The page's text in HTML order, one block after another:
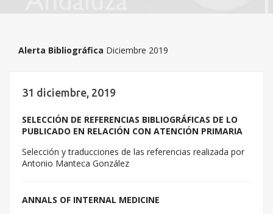
Alerta Bibliográfica Diciembre 2019
31 diciembre, 2019
SELECCIÓN DE REFERENCIAS BIBLIOGRÁFICAS DE LO
PUBLICADO EN RELACIÓN CON ATENCIÓN PRIMARIA
Selección y traducciones de las referencias realizada por
Antonio Manteca González
ANNALS OF INTERNAL MEDICINE